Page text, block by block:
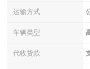
运输方式
车辆类型
代收货款